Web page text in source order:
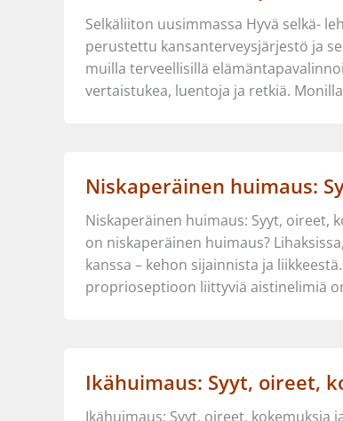
Selkäliiton uusimmassa Hyvä selkä-
perustettu kansanterveysjärjestö ja
muilla terveellisillä
vertaistukea, luentoja ja retkiä.
Niskaperäinen huimaus:
Niskaperäinen huimaus: Syyt,
on niskaperäinen huimaus?
kanssa – kehon sijainnista ja
proprioseptioon liittyviä aistinelimiä
Ikähuimaus: Syyt, oireet,
Ikähuimaus: Syyt, oireet,